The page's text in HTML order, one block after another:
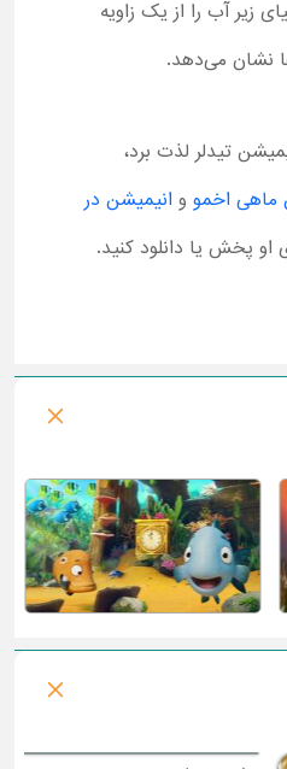
زیر آب را از یک زاویه
نشان می‌دهد.
تیدلر لذت برد،
ماهی اخمو و انیمیشن در
او پخش یا دانلود کنید.